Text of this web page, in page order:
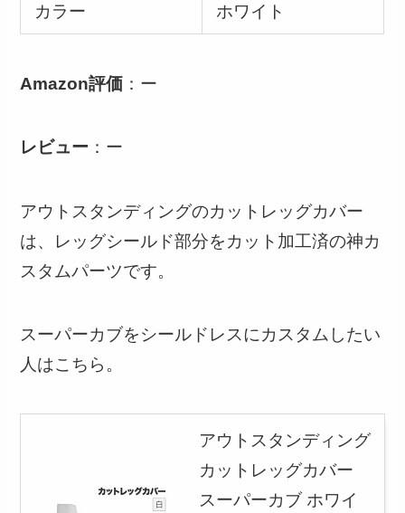
カラー ホワイト
Amazon評価 ：ー
レビュー ：ー
アウトスタンディングのカットレッグカバー
は、レッグシールド部分をカット加工済の神カ
スタムパーツです。
スーパーカブをシールドレスにカスタムしたい
人はこちら。
アウトスタンディング
カットレッグカバー
スーパーカブ ホワイ